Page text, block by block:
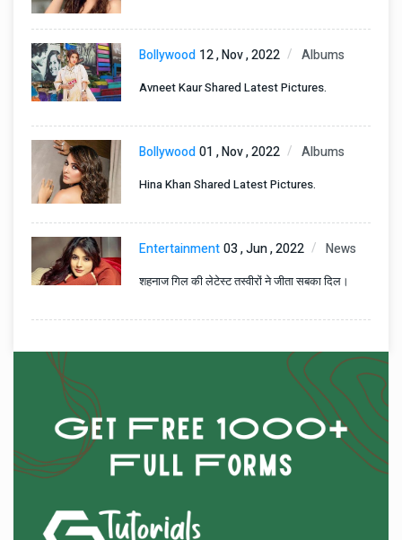
Bollywood 12 , Nov , 2022 Albums
Avneet Kaur Shared Latest Pictures.
Bollywood01 , Nov , 2022 Albums
Hina Khan Shared Latest Pictures.
Entertainment03 , Jun , 2022 News
शहनाज गिल की लेटेस्ट तस्वीरों ने जीता सबका दिल।